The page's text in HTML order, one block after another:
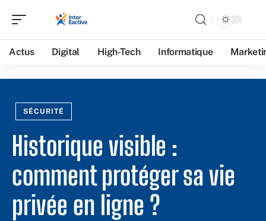
Actus Digital High-Tech Informatique
SÉCURITÉ
Historique visible :
comment protéger sa vie
privée en ligne ?